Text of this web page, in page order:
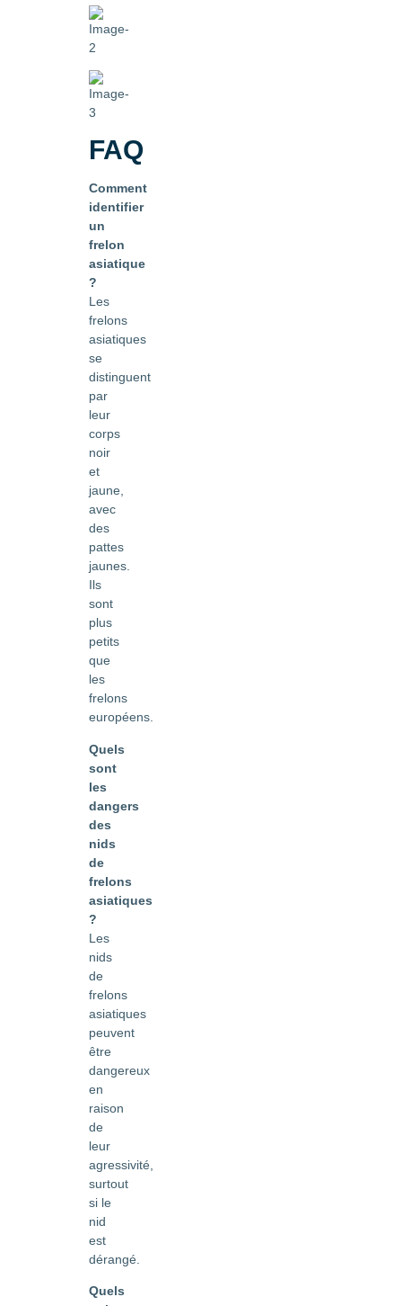
FAQ
Comment
identifier
un
frelon
asiatique
?
Les
frelons
asiatiques
se
distinguent
par
leur
corps
noir
et
jaune,
avec
des
pattes
jaunes.
Ils
sont
plus
petits
que
les
frelons
européens.
Quels
sont
les
dangers
des
nids
de
frelons
asiatiques
?
Les
nids
de
frelons
asiatiques
peuvent
être
dangereux
en
raison
de
leur
agressivité,
surtout
si le
nid
est
dérangé.
Quels